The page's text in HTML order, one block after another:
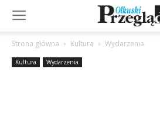
Strona główna Kultura Wydarzenia
Kultura Wydarzenia